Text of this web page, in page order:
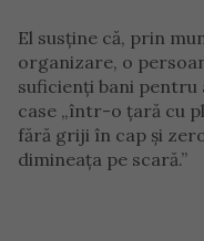
El susține că, prin
organizare, o
suficienți bani pentru
case „într-o țară cu
fără griji în cap și
dimineața pe scară.”